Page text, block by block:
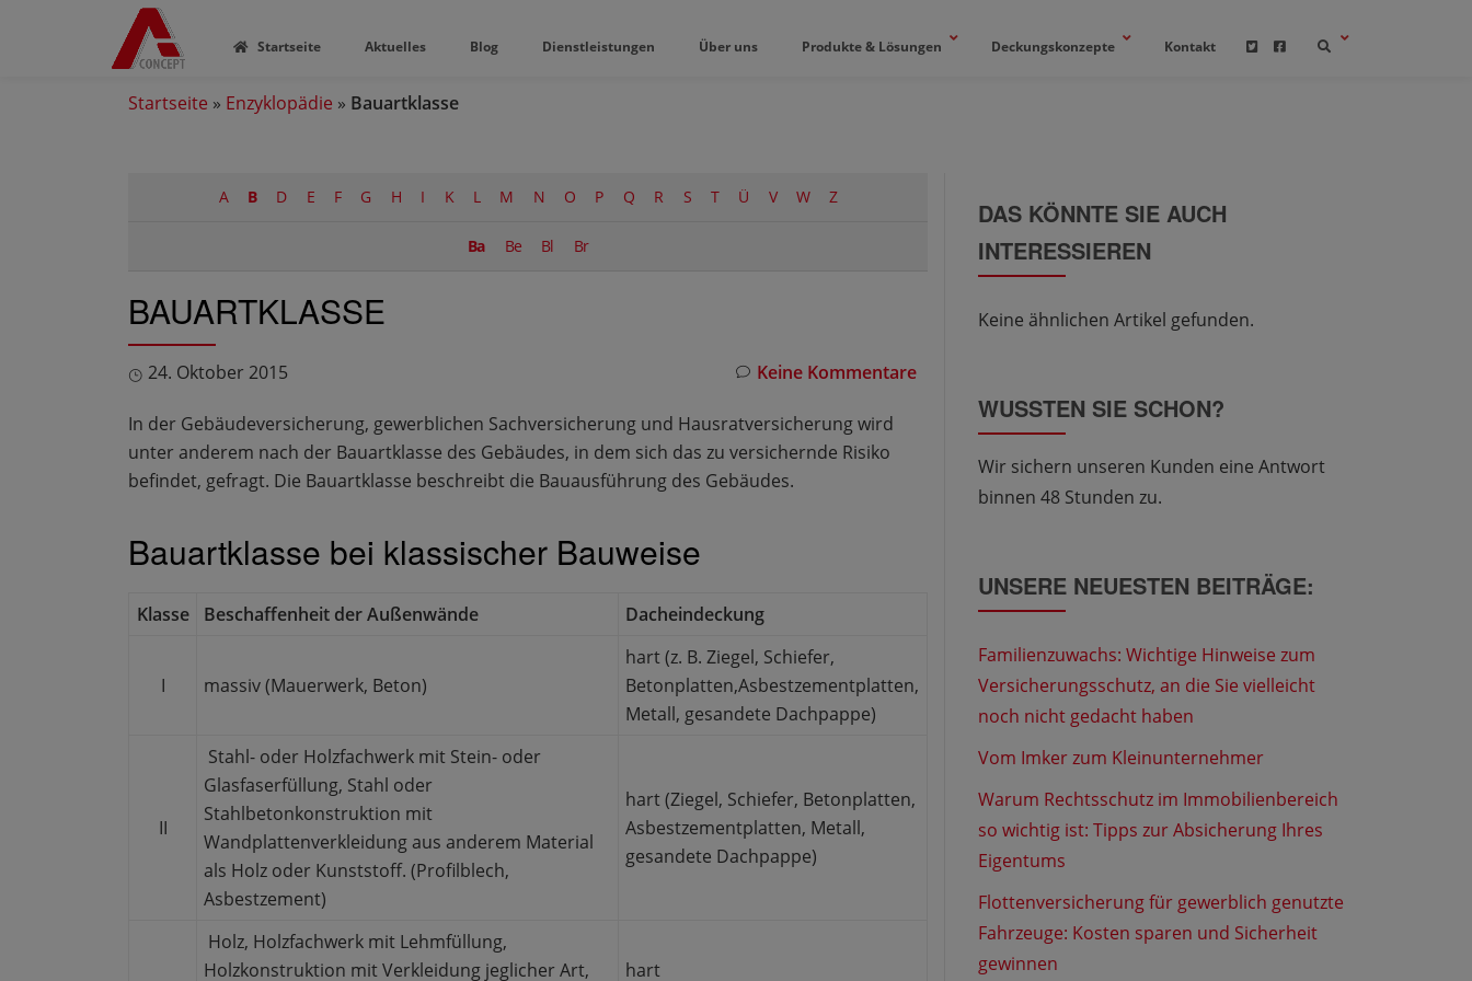
Startseite Aktuelles Blog Dienstleistungen Über uns Produkte & Lösungen Deckungskonzepte Kontakt
Startseite » Enzyklopädie » Bauartklasse
A B D E F G H I K L M N O P Q R S T Ü V W Z
Ba Be Bl Br
BAUARTKLASSE
24. Oktober 2015 Keine Kommentare
In der Gebäudeversicherung, gewerblichen Sachversicherung und Hausratversicherung wird
unter anderem nach der Bauartklasse des Gebäudes, in dem sich das zu versichernde Risiko
befindet, gefragt. Die Bauartklasse beschreibt die Bauausführung des Gebäudes.
Bauartklasse bei klassischer Bauweise
Klasse Beschaffenheit der Außenwände Dacheindeckung
I massiv (Mauerwerk, Beton)
hart (z. B. Ziegel, Schiefer,
Betonplatten,Asbestzementplatten,
Metall, gesandete Dachpappe)
II
Stahl- oder Holzfachwerk mit Stein- oder
Glasfaserfüllung, Stahl oder
Stahlbetonkonstruktion mit
Wandplattenverkleidung aus anderem Material
als Holz oder Kunststoff. (Profilblech,
Asbestzement)
hart (Ziegel, Schiefer, Betonplatten,
Asbestzementplatten, Metall,
gesandete Dachpappe)
Holz, Holzfachwerk mit Lehmfüllung,
Holzkonstruktion mit Verkleidung jeglicher Art,
hart
DAS KÖNNTE SIE AUCH
INTERESSIEREN
Keine ähnlichen Artikel gefunden.
WUSSTEN SIE SCHON?
Wir sichern unseren Kunden eine Antwort
binnen 48 Stunden zu.
UNSERE NEUESTEN BEITRÄGE:
Familienzuwachs: Wichtige Hinweise zum
Versicherungsschutz, an die Sie vielleicht
noch nicht gedacht haben
Vom Imker zum Kleinunternehmer
Warum Rechtsschutz im Immobilienbereich
so wichtig ist: Tipps zur Absicherung Ihres
Eigentums
Flottenversicherung für gewerblich genutzte
Fahrzeuge: Kosten sparen und Sicherheit
gewinnen